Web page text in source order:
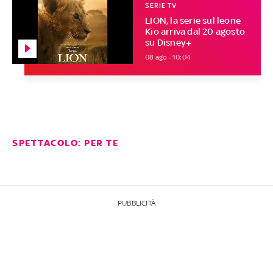
LION, la serie sul leone
Kio arriva dal 20 agosto
su Disney+
SERIE TV
08 ago - 10:04
SPETTACOLO: PER TE
PUBBLICITÀ